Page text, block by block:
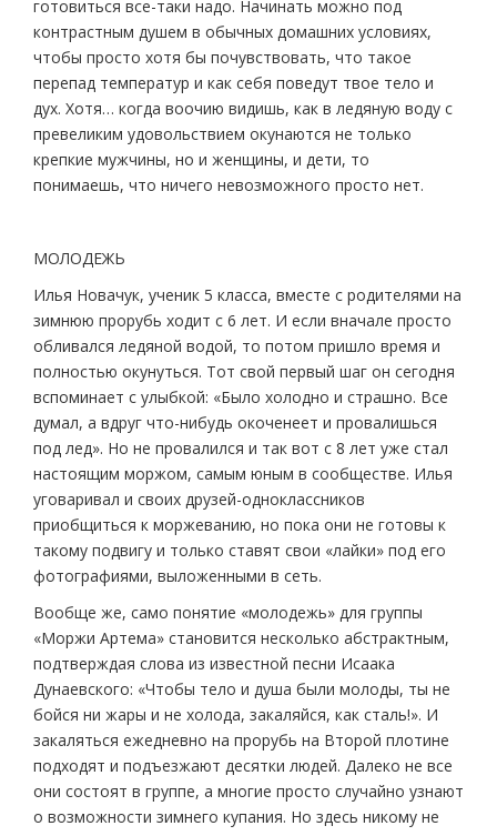
готовиться все-таки надо. Начинать можно под
контрастным душем в обычных домашних условиях,
чтобы просто хотя бы почувствовать, что такое
перепад температур и как себя поведут твое тело и
дух. Хотя… когда воочию видишь, как в ледяную воду с
превеликим удовольствием окунаются не только
крепкие мужчины, но и женщины, и дети, то
понимаешь, что ничего невозможного просто нет.
МОЛОДЕЖЬ
Илья Новачук, ученик 5 класса, вместе с родителями на
зимнюю прорубь ходит с 6 лет. И если вначале просто
обливался ледяной водой, то потом пришло время и
полностью окунуться. Тот свой первый шаг он сегодня
вспоминает с улыбкой: «Было холодно и страшно. Все
думал, а вдруг что-нибудь окоченеет и провалишься
под лед». Но не провалился и так вот с 8 лет уже стал
настоящим моржом, самым юным в сообществе. Илья
уговаривал и своих друзей-одноклассников
приобщиться к моржеванию, но пока они не готовы к
такому подвигу и только ставят свои «лайки» под его
фотографиями, выложенными в сеть.
Вообще же, само понятие «молодежь» для группы
«Моржи Артема» становится несколько абстрактным,
подтверждая слова из известной песни Исаака
Дунаевского: «Чтобы тело и душа были молоды, ты не
бойся ни жары и не холода, закаляйся, как сталь!». И
закаляться ежедневно на прорубь на Второй плотине
подходят и подъезжают десятки людей. Далеко не все
они состоят в группе, а многие просто случайно узнают
о возможности зимнего купания. Но здесь никому не